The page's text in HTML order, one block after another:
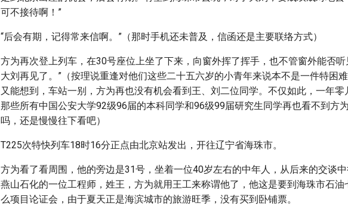
可不接待啊！”
“后会有期，记得常来信啊。”（那时手机还未普及，信函还是主要联络方式）
方为再次登上列车，在30号座位上坐了下来，向窗外挥了挥手，也不管窗外能否听
大刘再见了。”（按理说重逢对他们这些二十五六岁的小青年来说本不是一件特困
又能想到，车站一别，方为再也没有机会看到王、刘二位同学。不仅如此，一年零
那些所有中国公安大学92级96届的本科同学和96级99届研究生同学再也看不到方
吗，还是慢慢往下看吧）
T225次特快列车18时16分正点由北京站发出，开往辽宁省海珠市。
方为看了看周围，他的旁边是31号，坐着一位40岁左右的中年人，从后来的交谈
燕山石化的一位工程师，姓王，方为就用王工来称谓他了，他这是要到海珠市石油
么项目论证会，由于夏天正是海滨城市的旅游旺季，没有买到卧铺票。